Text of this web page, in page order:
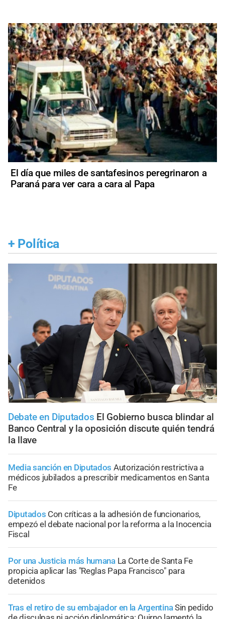
El día que miles de santafesinos peregrinaron a
Paraná para ver cara a cara al Papa
+ Política
Debate en Diputados El Gobierno busca blindar al
Banco Central y la oposición discute quién tendrá
la llave
Media sanción en Diputados Autorización restrictiva a
médicos jubilados a prescribir medicamentos en Santa
Fe
Diputados Con críticas a la adhesión de funcionarios,
empezó el debate nacional por la reforma a la Inocencia
Fiscal
Por una Justicia más humana La Corte de Santa Fe
propicia aplicar las "Reglas Papa Francisco" para
detenidos
Tras el retiro de su embajador en la ArgentinaSin pedido